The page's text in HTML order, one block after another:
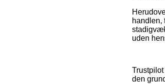
handlen,
uden
den